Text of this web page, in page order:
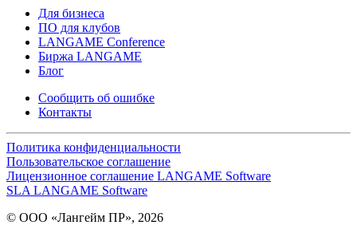
Для бизнеса
ПО для клубов
LANGAME Conference
Биржа LANGAME
Блог
Сообщить об ошибке
Контакты
Политика конфиденциальности
Пользовательское соглашение
Лицензионное соглашение LANGAME Software
SLA LANGAME Software
© ООО «Лангейм ПР», 2026